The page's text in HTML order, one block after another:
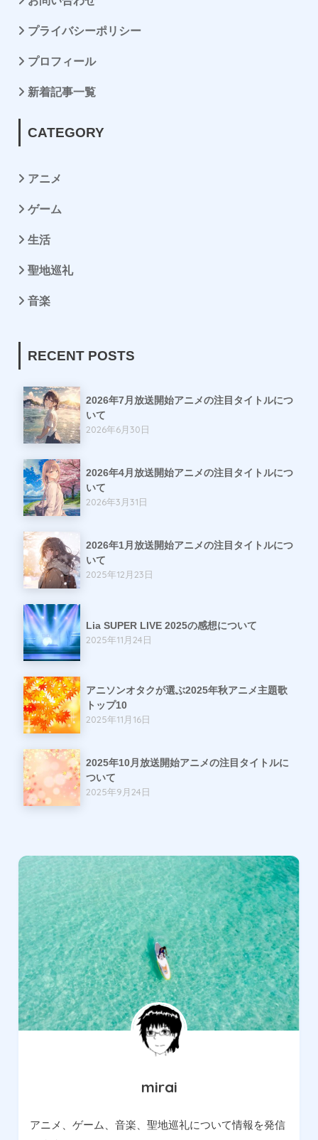
プライバシーポリシー
プロフィール
新着記事一覧
CATEGORY
アニメ
ゲーム
生活
聖地巡礼
音楽
RECENT POSTS
2026年7月放送開始アニメの注目タイトルにつ
いて
2026年6月30日
2026年4月放送開始アニメの注目タイトルにつ
いて
2026年3月31日
2026年1月放送開始アニメの注目タイトルにつ
いて
2025年12月23日
Lia SUPER LIVE 2025の感想について
2025年11月24日
アニソンオタクが選ぶ2025年秋アニメ主題歌
トップ10
2025年11月16日
2025年10月放送開始アニメの注目タイトルに
ついて
2025年9月24日
mirai
アニメ、ゲーム、音楽、聖地巡礼について情報を発信